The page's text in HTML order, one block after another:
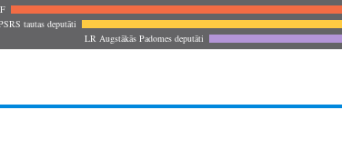
tautas deputāti
LR Augstākās Padomes deputāti